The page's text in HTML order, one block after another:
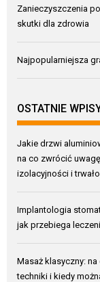
Zanieczyszczenia
skutki dla zdrowia
Najpopularniejsza
OSTATNIE
Jakie drzwi
na co zwrócić
izolacyjności i
Implantologia
jak przebiega
Masaż klasyczny:
techniki i kiedy